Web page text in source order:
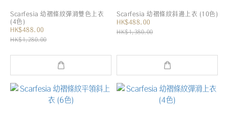
Scarfesia 幼褶條紋彈滑雙色上衣
(4色)
HK$488.00
HK$1,280.00
Scarfesia 幼褶條紋斜邊上衣 (10色)
HK$488.00
HK$1,380.00